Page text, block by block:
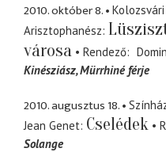
2010. október 8.
Arisztophanész
városa
Rendező
Kinésziász Mürrhiné férje
2010. augusztus 18.
Jean Genet Cselédek
Solange